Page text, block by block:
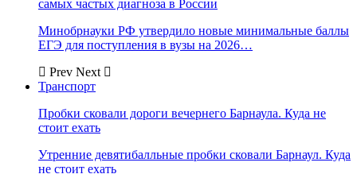
самых частых диагноза в России
Минобрнауки РФ утвердило новые минимальные баллы
ЕГЭ для поступления в вузы на 2026…
Prev Next
Транспорт
Пробки сковали дороги вечернего Барнаула. Куда не
стоит ехать
Утренние девятибалльные пробки сковали Барнаул. Куда
не стоит ехать